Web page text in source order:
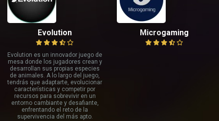
Evolution
Evolution es un innovador juego de
mesa donde los jugadores crean y
desarrollan sus propias especies
de animales. A lo largo del juego,
tendrás que adaptarte, evolucionar
características y competir por
recursos para sobrevivir en un
entorno cambiante y desafiante,
enfrentando el reto de la
supervivencia del más apto.
Microgaming